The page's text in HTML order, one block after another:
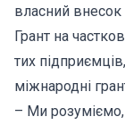
власний внесок
Грант на
тих
міжнародні
– Ми